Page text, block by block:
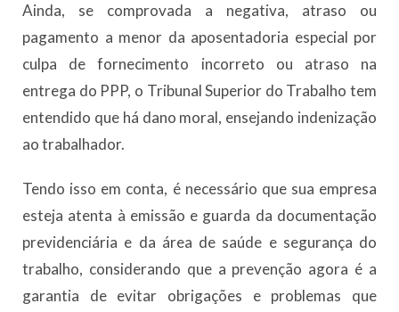
Ainda, se comprovada a negativa, atraso ou
pagamento a menor da aposentadoria especial por
culpa de fornecimento incorreto ou atraso na
entrega do PPP, o Tribunal Superior do Trabalho tem
entendido que há dano moral, ensejando indenização
ao trabalhador.
Tendo isso em conta, é necessário que sua empresa
esteja atenta à emissão e guarda da documentação
previdenciária e da área de saúde e segurança do
trabalho, considerando que a prevenção agora é a
garantia de evitar obrigações e problemas que